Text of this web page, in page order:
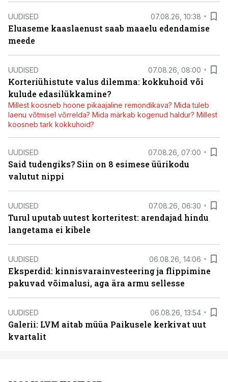
UUDISED 07.08.26, 10:38
Eluaseme kaaslaenust saab maaelu edendamise
meede
UUDISED 07.08.26, 08:00
Korteriühistute valus dilemma: kokkuhoid või
kulude edasilükkamine?
Millest koosneb hoone pikaajaline remondikava? Mida tuleb
laenu võtmisel võrrelda? Mida märkab kogenud haldur? Millest
koosneb tark kokkuhoid?
UUDISED 07.08.26, 07:00
Said tudengiks? Siin on 8 esimese üürikodu
valutut nippi
UUDISED 07.08.26, 06:30
Turul uputab uutest korteritest: arendajad hindu
langetama ei kibele
UUDISED 06.08.26, 14:06
Eksperdid: kinnisvarainvesteering ja flippimine
pakuvad võimalusi, aga ära armu sellesse
UUDISED 06.08.26, 13:54
Galerii: LVM aitab müüa Paikusele kerkivat uut
kvartalit